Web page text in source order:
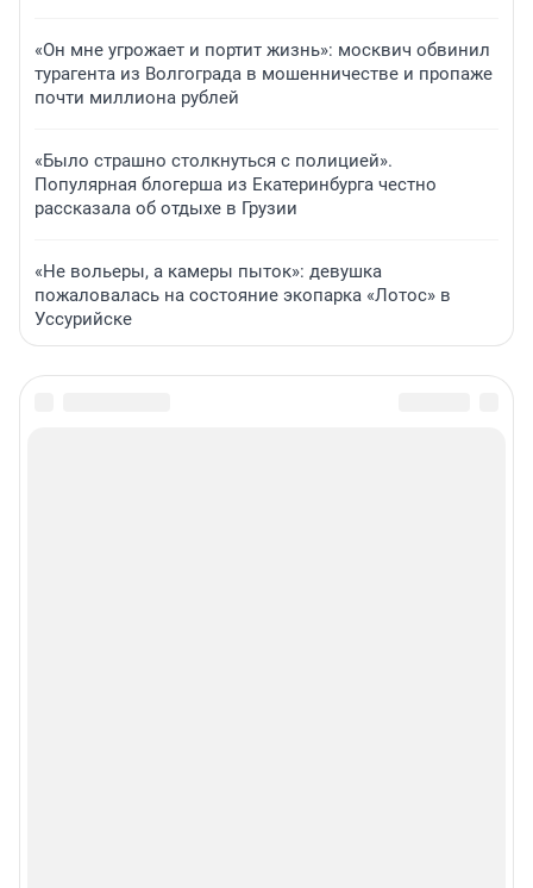
«Он мне угрожает и портит жизнь»: москвич обвинил
турагента из Волгограда в мошенничестве и пропаже
почти миллиона рублей
«Было страшно столкнуться с полицией».
Популярная блогерша из Екатеринбурга честно
рассказала об отдыхе в Грузии
«Не вольеры, а камеры пыток»: девушка
пожаловалась на состояние экопарка «Лотос» в
Уссурийске